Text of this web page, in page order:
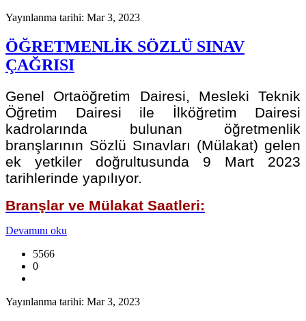
Yayınlanma tarihi: Mar 3, 2023
ÖĞRETMENLİK SÖZLÜ SINAV
ÇAĞRISI
Genel Ortaöğretim Dairesi, Mesleki Teknik
Öğretim Dairesi ile İlköğretim Dairesi
kadrolarında bulunan öğretmenlik
branşlarının Sözlü Sınavları (Mülakat) gelen
ek yetkiler doğrultusunda 9 Mart 2023
tarihlerinde yapılıyor.
Branşlar ve Mülakat Saatleri:
Devamını oku
5566
0
Yayınlanma tarihi: Mar 3, 2023